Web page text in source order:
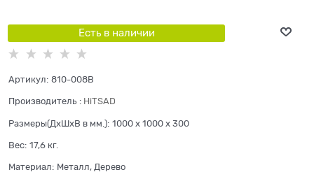
Есть в наличии
Артикул: 810-008B
Производитель : HiTSAD
Размеры(ДхШхВ в мм.): 1000 x 1000 x 300
Вес: 17,6 кг.
Материал: Металл, Дерево